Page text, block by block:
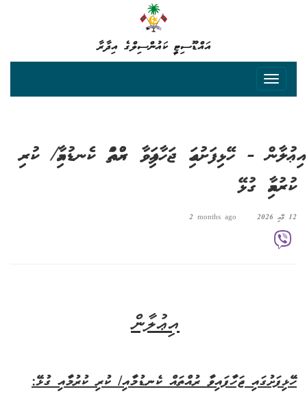
އައްޑޫސިޓީ ކައުންސިލްގެ އިދާރާ
އިޢުލާން - ހޭޅިފަށުގައި ޖަހާފައިވާ ރުއްތައް ކެނޑުމާއި/ ކުރި
ކުރުމާއި ގުޅޭ
12 މޭއި 2026 2 months ago
އިޢުލާން
ހޭޅިފަށުގައި ޖަހާފައިވާ ރުއްތައް ކެނޑުމާއި/ ކުރި ކުރުމާއި ގުޅޭ: